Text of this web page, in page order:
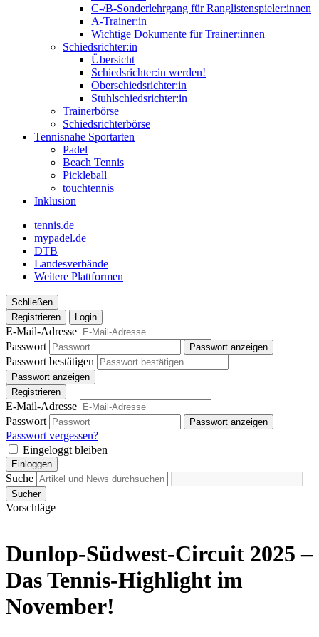
C-/B-Sonderlehrgang für Ranglistenspieler:innen
A-Trainer:in
Wichtige Dokumente für Trainer:innen
Schiedsrichter:in
Übersicht
Schiedsrichter:in werden!
Oberschiedsrichter:in
Stuhlschiedsrichter:in
Trainerbörse
Schiedsrichterbörse
Tennisnahe Sportarten
Padel
Beach Tennis
Pickleball
touchtennis
Inklusion
tennis.de
mypadel.de
DTB
Landesverbände
Weitere Plattformen
Schließen
Registrieren
Login
E-Mail-Adresse
Passwort
Passwort anzeigen
Passwort bestätigen
Passwort anzeigen
Registrieren
E-Mail-Adresse
Passwort
Passwort anzeigen
Passwort vergessen?
Eingeloggt bleiben
Einloggen
Suche
Sucher
Vorschläge
Dunlop-Südwest-Circuit 2025 –
Das Tennis-Highlight im
November!